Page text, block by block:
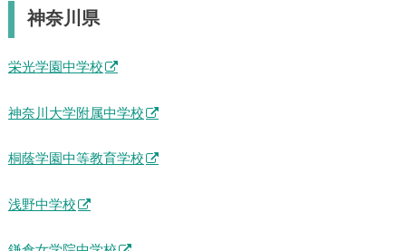
神奈川県
栄光学園中学校
神奈川大学附属中学校
桐蔭学園中等教育学校
浅野中学校